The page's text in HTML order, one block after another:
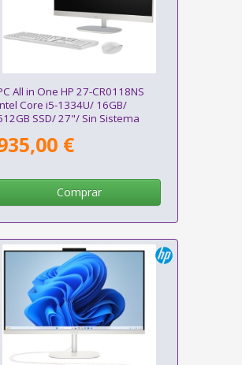
All in One HP 27-CR0118NS
Core i5-1334U/ 16GB/
SSD/ 27"/ Sin Sistema
€
Comprar